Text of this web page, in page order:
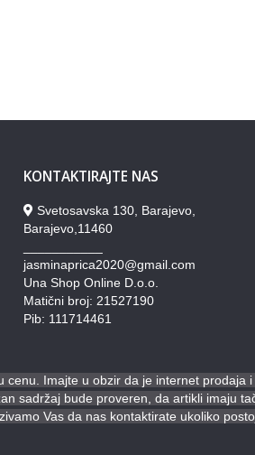
KONTAKTIRAJTE NAS
Svetosavska 130, Barajevo,
Barajevo,11460
jasminaprica2020@gmail.com
Una Shop Online D.o.o.
Matični broj: 21527190
Pib: 111714461
Imajte u obzir da je internet prodaja
sadržaj bude proveren, da artikli imaju
Vas da nas kontaktirate ukoliko